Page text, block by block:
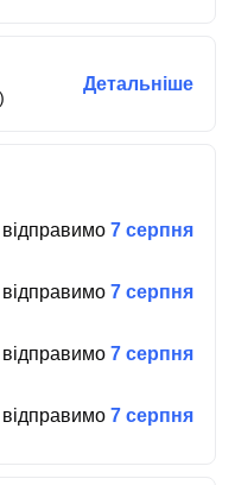
Детальніше
відправимо 7 серпня
відправимо 7 серпня
відправимо 7 серпня
відправимо 7 серпня